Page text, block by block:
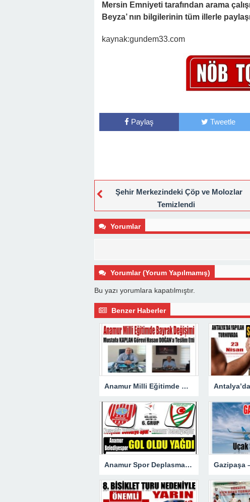
Mersin Emniyeti tarafından arama
Beyza’ nın bilgilerinin tüm illerle
kaynak:gundem33.com
Paylaş Tweetle
Şehir Merkezindeki Çöp ve Molozlar
Temizlendi
Yorumlar
Yorumlar (Yorum Yapılmamış)
Bu yazı yorumlara kapatılmıştır.
Benzer Haberler
Anamur Milli Eğitimde Görev Değişimi : Hasan DOĞAN Atandı
Anamur Spor Deplasmanda Gol Oldu Yağdı!